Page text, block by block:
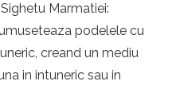
Marmatiei:
podelele cu
creand un mediu
in intuneric sau in